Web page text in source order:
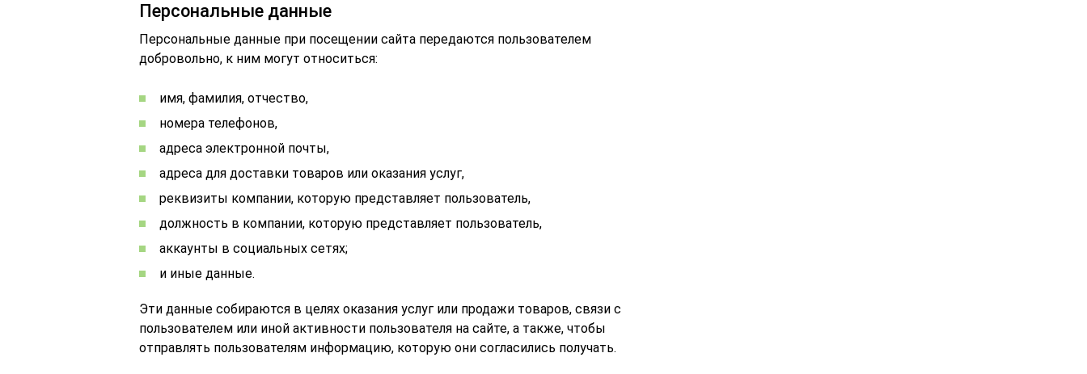
Персональные данные
Персональные данные при посещении сайта передаются пользователем
добровольно, к ним могут относиться:
имя, фамилия, отчество,
номера телефонов,
адреса электронной почты,
адреса для доставки товаров или оказания услуг,
реквизиты компании, которую представляет пользователь,
должность в компании, которую представляет пользователь,
аккаунты в социальных сетях;
и иные данные.
Эти данные собираются в целях оказания услуг или продажи товаров, связи с
пользователем или иной активности пользователя на сайте, а также, чтобы
отправлять пользователям информацию, которую они согласились получать.